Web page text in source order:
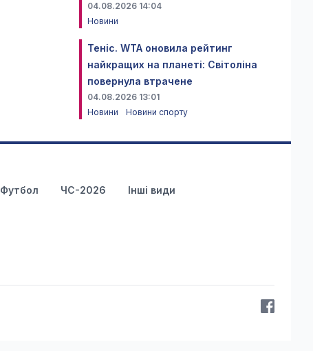
04.08.2026 14:04
Новини
Теніс. WTA оновила рейтинг
найкращих на планеті: Світоліна
повернула втрачене
04.08.2026 13:01
Новини
Новини спорту
Футбол ЧС-2026 Інші види